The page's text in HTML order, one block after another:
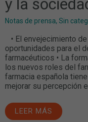
y la
Notas de prensa,Sin
• El envejecimiento
oportunidades para el
farmacéuticos • La
los nuevos roles del
farmacia española
mejorar su percepción
LEER MÁS